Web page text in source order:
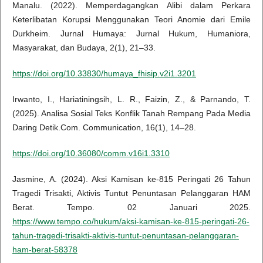
Manalu. (2022). Memperdagangkan Alibi dalam Perkara
Keterlibatan Korupsi Menggunakan Teori Anomie dari Emile
Durkheim. Jurnal Humaya: Jurnal Hukum, Humaniora,
Masyarakat, dan Budaya, 2(1), 21–33.
https://doi.org/10.33830/humaya_fhisip.v2i1.3201
Irwanto, I., Hariatiningsih, L. R., Faizin, Z., & Parnando, T.
(2025). Analisa Sosial Teks Konflik Tanah Rempang Pada Media
Daring Detik.Com. Communication, 16(1), 14–28.
https://doi.org/10.36080/comm.v16i1.3310
Jasmine, A. (2024). Aksi Kamisan ke-815 Peringati 26 Tahun
Tragedi Trisakti, Aktivis Tuntut Penuntasan Pelanggaran HAM
Berat. Tempo. 02 Januari 2025.
https://www.tempo.co/hukum/aksi-kamisan-ke-815-peringati-26-
tahun-tragedi-trisakti-aktivis-tuntut-penuntasan-pelanggaran-
ham-berat-58378